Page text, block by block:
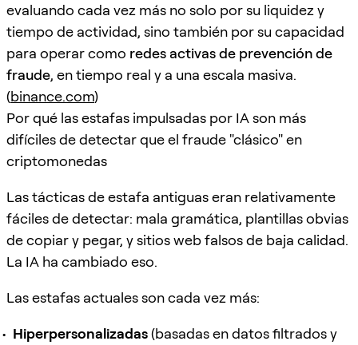
evaluando cada vez más no solo por su liquidez y
tiempo de actividad, sino también por su capacidad
para operar como redes activas de prevención de
fraude, en tiempo real y a una escala masiva.
(binance.com)
Por qué las estafas impulsadas por IA son más
difíciles de detectar que el fraude "clásico" en
criptomonedas
Las tácticas de estafa antiguas eran relativamente
fáciles de detectar: mala gramática, plantillas obvias
de copiar y pegar, y sitios web falsos de baja calidad.
La IA ha cambiado eso.
Las estafas actuales son cada vez más:
Hiperpersonalizadas(basadas en datos filtrados y